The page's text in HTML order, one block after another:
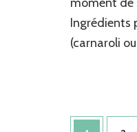
Ingrédients
(carnaroli